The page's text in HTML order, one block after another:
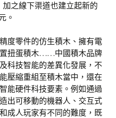
之線下渠道也建立起新的
。
度零件的仿生積木、擁有電
扭蛋積木……中國積木品牌
科技智能的差異化發展，不
壓縮重組至積木當中，還在
能硬件科技要素。例如通過
出可移動的機器人、交互式
成人玩家有不同的難度，既